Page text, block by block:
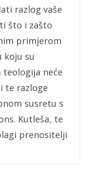
razlog vaše
što i zašto
primjerom
koju su
teologija neće
te razloge
susretu s
Kutleša, te
prenositelji